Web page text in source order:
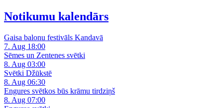
Notikumu kalendārs
Gaisa balonu festivāls Kandavā
7. Aug 18:00
Sēmes un Zentenes svētki
8. Aug 03:00
Svētki Džūkstē
8. Aug 06:30
Engures svētkos būs krāmu tirdziņš
8. Aug 07:00